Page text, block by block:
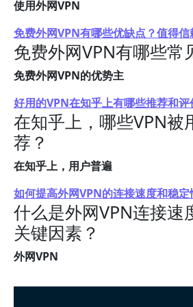
使用外网VPN
免费外网VPN有哪些优缺点？值得
免费外网VPN有哪些常
免费外网VPN的优势主
好用的VPN在知乎上有哪些推荐和评
在知乎上，哪些VPN被
荐？
在知乎上，用户普遍
如何提高外网VPN的连接速度和稳定
什么是外网VPN连接速
关键因素？
外网VPN